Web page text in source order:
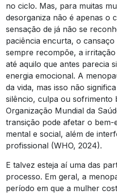
no ciclo. Mas, para muitas
desorganiza não é apenas o
sensação de já não se
paciência encurta, o
sempre recompõe, a
até aquilo que antes parecia
energia emocional. A
da vida, mas isso não
silêncio, culpa ou sofrimento
Organização Mundial da
transição pode afetar o
mental e social, além de
profissional (WHO, 2024).
E talvez esteja aí uma das
processo. Em geral, a
período em que a mulher